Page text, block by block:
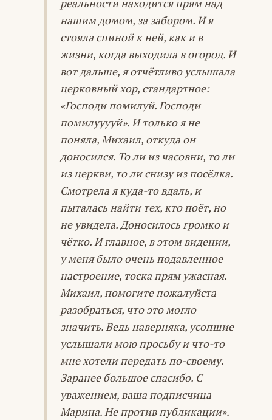
реальности находится прям над
нашим домом, за забором. И я
стояла спиной к ней, как и в
жизни, когда выходила в огород. И
вот дальше, я отчётливо услышала
церковный хор, стандартное:
«Господи помилуй. Господи
помилууууй». И только я не
поняла, Михаил, откуда он
доносился. То ли из часовни, то ли
из церкви, то ли снизу из посёлка.
Смотрела я куда-то вдаль, и
пыталась найти тех, кто поёт, но
не увидела. Доносилось громко и
чётко. И главное, в этом видении,
у меня было очень подавленное
настроение, тоска прям ужасная.
Михаил, помогите пожалуйста
разобраться, что это могло
значить. Ведь наверняка, усопшие
услышали мою просьбу и что-то
мне хотели передать по-своему.
Заранее большое спасибо. С
уважением, ваша подписчица
Марина. Не против публикации».